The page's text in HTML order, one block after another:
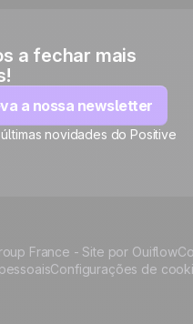
Manage cookies
a fechar mais
a nossa newsletter
novidades do Positive
France - Site por Ouiflow
Configurações de